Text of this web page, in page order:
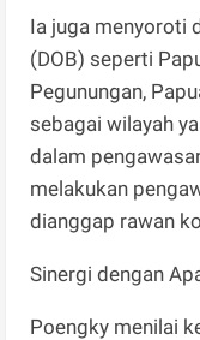
Ia juga menyoroti
(DOB) seperti
Pegunungan,
sebagai wilayah
dalam
melakukan
dianggap rawan
Sinergi dengan
Poengky menilai